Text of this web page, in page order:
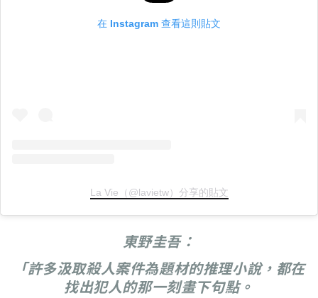
在 Instagram 查看這則貼文
La Vie（@lavietw）分享的貼文
東野圭吾：
「許多汲取殺人案件為題材的推理小說，都在
找出犯人的那一刻畫下句點。